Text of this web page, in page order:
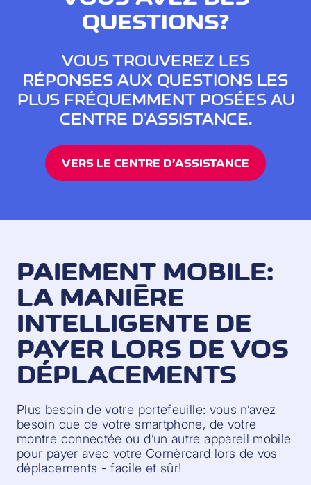
QUESTIONS?
VOUS TROUVEREZ LES
RÉPONSES AUX QUESTIONS LES
PLUS FRÉQUEMMENT POSÉES AU
CENTRE D'ASSISTANCE.
VERS LE CENTRE D’ASSISTANCE
PAIEMENT MOBILE:
LA MANIÈRE
INTELLIGENTE DE
PAYER LORS DE VOS
DÉPLACEMENTS
Plus besoin de votre portefeuille: vous n’avez
besoin que de votre smartphone, de votre
montre connectée ou d’un autre appareil mobile
pour payer avec votre Cornèrcard lors de vos
déplacements - facile et sûr!